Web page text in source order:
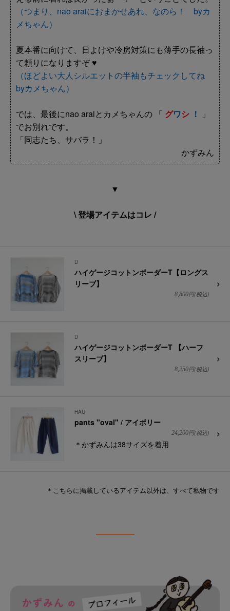
（つまり、nao araiにおまかせあれ、なのら！ byカ
メちゃん）
夏本番に向けて、日よけや冷房対策にも薄手の長袖っ
て頼りになりますぞ ♥
（ほどよい大人シルエットの半袖もチェックしてね
byカメちゃん）
では、最後にnao araiとカメちゃんの 「 グワシ ！
」
でお別れです。
「同志たち、サバラ！」
かずみん
▼
\ 登場アイテムはコレ /
D
ハイゲージコットンボーダーT【ロングス
リーブ】
8,800円(税込)
D
ハイゲージコットンボーダーT 【ハーフ
スリーブ】
8,250円(税込)
HAU
pants "oval" / アイボリー
24,200円(税込)
＊かずみんは38サイズを着用
＊こちらに掲載しているアイテム以外は、すべて私物です